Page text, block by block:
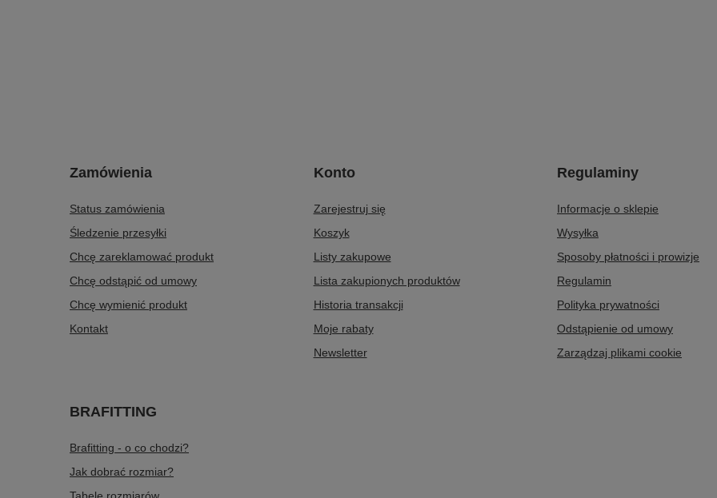
Zamówienia
Status zamówienia
Śledzenie przesyłki
Chcę zareklamować produkt
Chcę odstąpić od umowy
Chcę wymienić produkt
Kontakt
Konto
Zarejestruj się
Koszyk
Listy zakupowe
Lista zakupionych produktów
Historia transakcji
Moje rabaty
Newsletter
Regulaminy
Informacje o sklepie
Wysyłka
Sposoby płatności i prowizje
Regulamin
Polityka prywatności
Odstąpienie od umowy
Zarządzaj plikami cookie
BRAFITTING
Brafitting - o co chodzi?
Jak dobrać rozmiar?
Tabele rozmiarów